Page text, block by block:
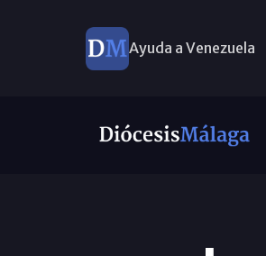
Ayuda a Venezuela